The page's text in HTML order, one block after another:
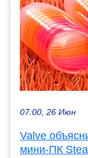
07:00, 26 Июн
Valve
мини-ПК